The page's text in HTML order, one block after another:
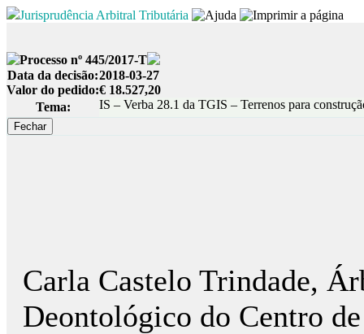
Jurisprudência Arbitral Tributária
Processo nº 445/2017-T
Data da decisão:2018-03-27
Valor do pedido:€ 18.527,20
Tema:
IS – Verba 28.1 da TGIS – Terrenos para
Carla Castelo Trindade,
Deontológico do Centro